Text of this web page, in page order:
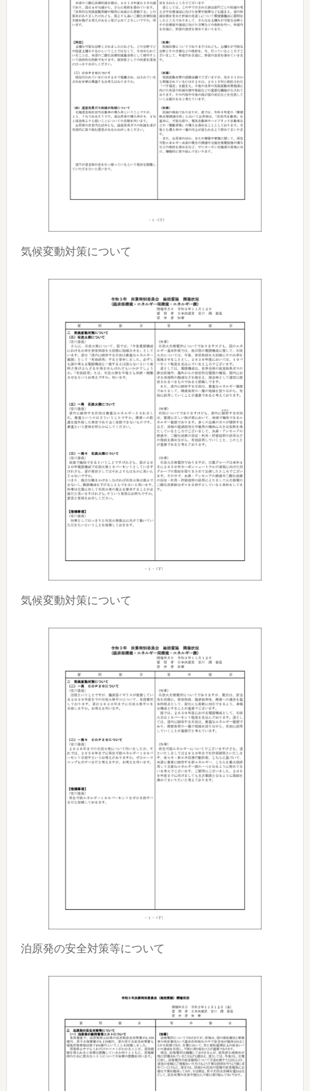
気候変動対策について
気候変動対策について
泊原発の安全対策等について